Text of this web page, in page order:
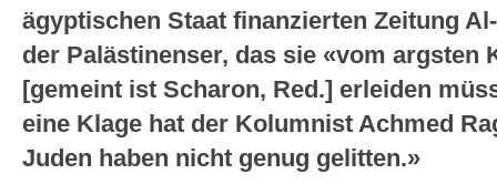
ägyptischen Staat finanzierten Zeitung
der Palästinenser, das sie «vom argsten
[gemeint ist Scharon, Red.] erleiden
eine Klage hat der Kolumnist Achmed
Juden haben nicht genug gelitten.»